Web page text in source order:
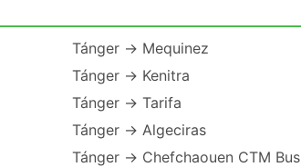
Tánger → Mequinez
Tánger → Kenitra
Tánger → Tarifa
Tánger → Algeciras
Tánger → Chefchaouen CTM Bus